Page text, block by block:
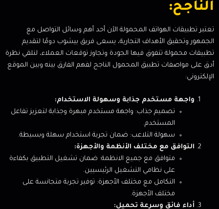
الناجح:
تعتبر تطبيقات الهواتف المحمولة الآن أحد أهم وسائل التواصل مع
الجمهور وتحقيق الأهداف التجارية، يسعى فريق بيشوب دومًا لتقديم
تطبيقات محمولة تتفوق فيها الجودة وتجاوز توقعات العملاء، لنلقي نظرة
أدق على مواصفات تطبيق المحمول الناجح لفهم الفارق بينه وبين الموقع
الإلكتروني:
واجهة مستخدم جذابة وسهولة الاستخدام:
تصميم جذاب: واجهة مستخدم مبهرة وجذابة لتعزيز تفاعل
المستخدم.
سهولة التلاعب: ضمان تجربة استخدام سهلة وبسيطة.
التوافق مع مختلف الأنظمة والأجهزة:
متوافق مع جميع الانظمة: ضمان تشغيل التطبيق بكفاءة
على نظامي التشغيل الرئيسيين.
التكامل مع مختلف الأجهزة: توفير تجربة متجانسة على
مختلف الأجهزة.
أداء فائق وسرعة تحميل: